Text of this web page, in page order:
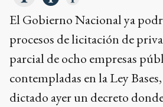
El Gobierno Nacional ya
procesos de licitación de
parcial de ocho empresas
contempladas en la Ley
dictado ayer un decreto